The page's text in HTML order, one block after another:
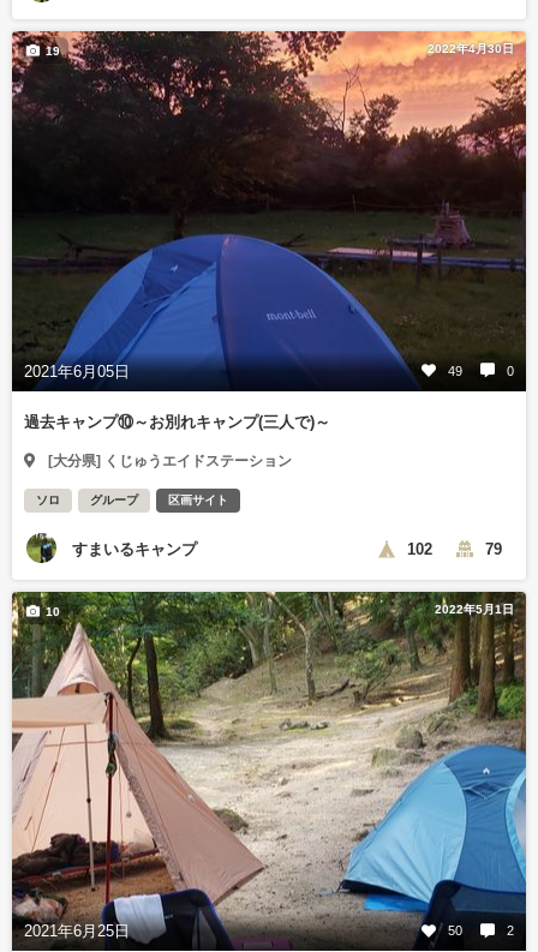
2022年4月30日
2021年6月05日 49 0
19
過去キャンプ⑩～お別れキャンプ(三人で)～
[大分県] くじゅうエイドステーション
ソロ グループ 区画サイト
すまいるキャンプ 102 79
2022年5月1日
2021年6月25日 50 2
10